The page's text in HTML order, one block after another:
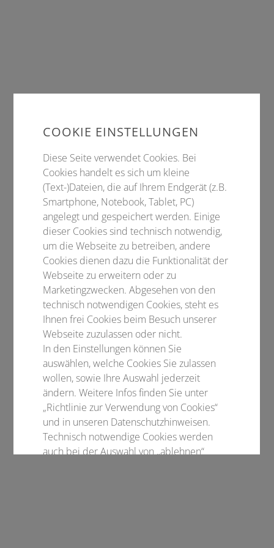
COOKIE EINSTELLUNGEN
Diese Seite verwendet Cookies. Bei
Cookies handelt es sich um kleine
(Text-)Dateien, die auf Ihrem Endgerät (z.B.
Smartphone, Notebook, Tablet, PC)
angelegt und gespeichert werden. Einige
dieser Cookies sind technisch notwendig,
um die Webseite zu betreiben, andere
Cookies dienen dazu die Funktionalität der
Webseite zu erweitern oder zu
Marketingzwecken. Abgesehen von den
technisch notwendigen Cookies, steht es
Ihnen frei Cookies beim Besuch unserer
Webseite zuzulassen oder nicht.
In den Einstellungen können Sie
auswählen, welche Cookies Sie zulassen
wollen, sowie Ihre Auswahl jederzeit
ändern. Weitere Infos finden Sie unter
„Richtlinie zur Verwendung von Cookies“
und in unseren Datenschutzhinweisen.
Technisch notwendige Cookies werden
auch bei der Auswahl von „ablehnen“